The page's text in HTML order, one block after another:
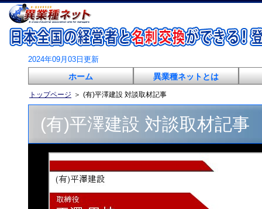
2024年09月03日更新
ホーム 異業種ネットとは
トップページ ＞ (有)平澤建設 対談取材記事
(有)平澤建設 対談取材記事